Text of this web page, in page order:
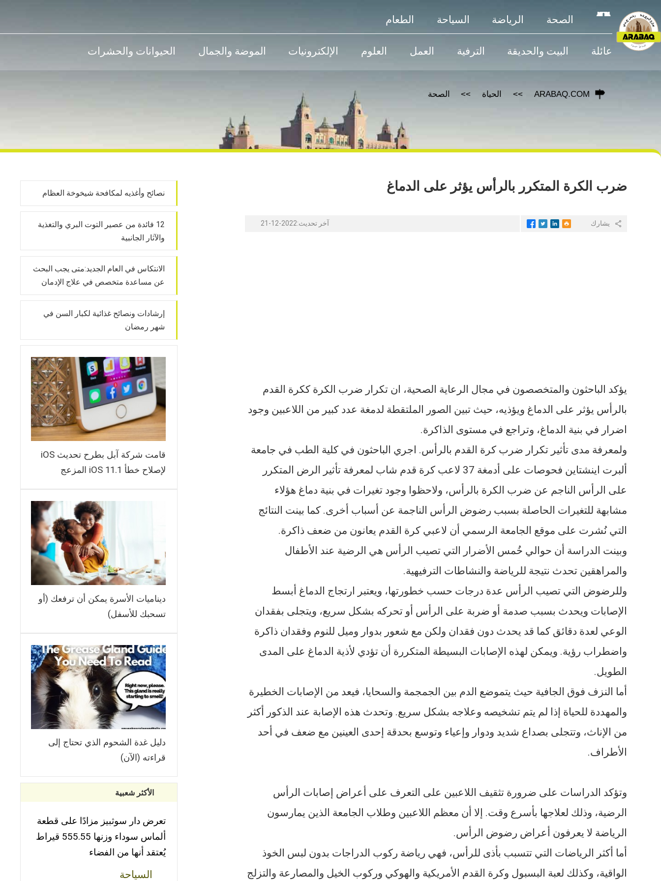
الصحة الرياضة السياحة الطعام
عائلة البيت والحديقة الترفية العمل العلوم الإلكترونيات الموضة والجمال الحيوانات والحشرات
ARABAQ.COM الحياة الصحة
ضرب الكرة المتكرر بالرأس يؤثر على الدماغ
يشارك آخر تحديث:2022-12-21
يؤكد الباحثون والمتخصصون في مجال الرعاية الصحية، ان تكرار ضرب الكرة ككرة القدم
بالرأس يؤثر على الدماغ ويؤذيه، حيث تبين الصور الملتقطة لدمغة عدد كبير من اللاعبين وجود
اضرار في بنية الدماغ، وتراجع في مستوى الذاكرة.
ولمعرفة مدى تأثير تكرار ضرب كرة القدم بالرأس. اجري الباحثون في كلية الطب في جامعة
ألبرت اينشتاين فحوصات على أدمغة 37 لاعب كرة قدم شاب لمعرفة تأثير الرض المتكرر
على الرأس الناجم عن ضرب الكرة بالرأس، ولاحظوا وجود تغيرات في بنية دماغ هؤلاء
مشابهة للتغيرات الحاصلة بسبب رضوض الرأس الناجمة عن أسباب أخرى. كما بينت النتائج
التي نُشرت على موقع الجامعة الرسمي أن لاعبي كرة القدم يعانون من ضعف ذاكرة.
وبينت الدراسة أن حوالي خُمس الأضرار التي تصيب الرأس هي الرضية عند الأطفال
والمراهقين تحدث نتيجة للرياضة والنشاطات الترفيهية.
وللرضوض التي تصيب الرأس عدة درجات حسب خطورتها، ويعتبر ارتجاج الدماغ أبسط
الإصابات ويحدث بسبب صدمة أو ضربة على الرأس أو تحركه بشكل سريع، ويتجلى بفقدان
الوعي لعدة دقائق كما قد يحدث دون فقدان ولكن مع شعور بدوار وميل للنوم وفقدان ذاكرة
واضطراب رؤية. ويمكن لهذه الإصابات البسيطة المتكررة أن تؤدي لأذية الدماغ على المدى
الطويل.
أما النزف فوق الجافية حيث يتموضع الدم بين الجمجمة والسحايا، فيعد من الإصابات الخطيرة
والمهددة للحياة إذا لم يتم تشخيصه وعلاجه بشكل سريع. وتحدث هذه الإصابة عند الذكور أكثر
من الإناث، وتتجلى بصداع شديد ودوار وإعياء وتوسع بحدقة إحدى العينين مع ضعف في أحد
الأطراف.
وتؤكد الدراسات على ضرورة تثقيف اللاعبين على التعرف على أعراض إصابات الرأس
الرضية، وذلك لعلاجها بأسرع وقت. إلا أن معظم اللاعبين وطلاب الجامعة الذين يمارسون
الرياضة لا يعرفون أعراض رضوض الرأس.
أما أكثر الرياضات التي تتسبب بأذى للرأس، فهي رياضة ركوب الدراجات بدون لبس الخوذ
الواقية، وكذلك لعبة البسبول وكرة القدم الأمريكية والهوكي وركوب الخيل والمصارعة والتزلج
نصائح وأغذيه لمكافحة شيخوخة العظام
12 فائدة من عصير التوت البري والتغذية
والآثار الجانبية
الانتكاس في العام الجديد:متى يجب البحث
عن مساعدة متخصص في علاج الإدمان
إرشادات ونصائح غذائية لكبار السن في
شهر رمضان
قامت شركة آبل بطرح تحديث iOS
لإصلاح خطأ iOS 11.1 المزعج
ديناميات الأسرة يمكن أن ترفعك (أو
تسحبك للأسفل)
دليل غدة الشحوم الذي تحتاج إلى
قراءته (الآن)
الأكثر شعبية
تعرض دار سوثبيز مزادًا على قطعة
ألماس سوداء وزنها 555.55 قيراط
يُعتقد أنها من الفضاء
السياحة